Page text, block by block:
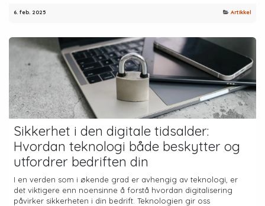
6. feb. 2025 Artikkel
Sikkerhet i den digitale tidsalder:
Hvordan teknologi både beskytter og
utfordrer bedriften din
I en verden som i økende grad er avhengig av teknologi, er
det viktigere enn noensinne å forstå hvordan digitalisering
påvirker sikkerheten i din bedrift. Teknologien gir oss